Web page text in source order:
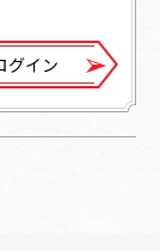
グイン